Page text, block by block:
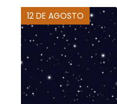
12 DE AGOSTO